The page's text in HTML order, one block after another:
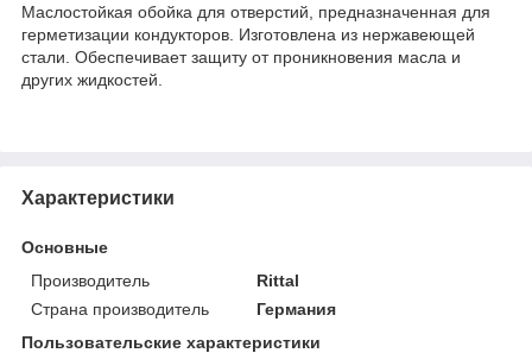
Маслостойкая обойка для отверстий, предназначенная для
герметизации кондукторов. Изготовлена из нержавеющей
стали. Обеспечивает защиту от проникновения масла и
других жидкостей.
Характеристики
Основные
Производитель
Rittal
Страна производитель
Германия
Пользовательские характеристики